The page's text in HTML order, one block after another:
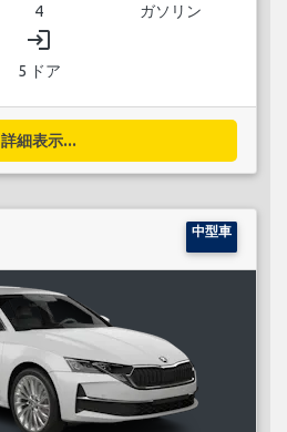
4 ガソリン
login
5 ドア
詳細表示...
中型車